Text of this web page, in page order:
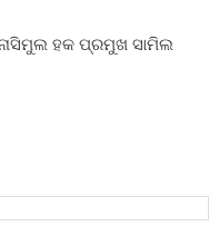
ହକ ପ୍ରମୁଖ ସାମିଲ